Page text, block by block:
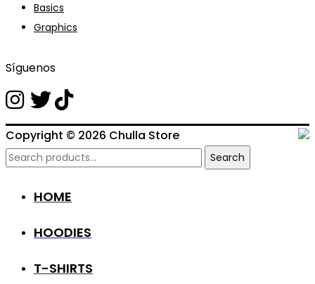
Basics
Graphics
Síguenos
Copyright © 2026 Chulla Store
Search
Search
HOME
HOODIES
T-SHIRTS